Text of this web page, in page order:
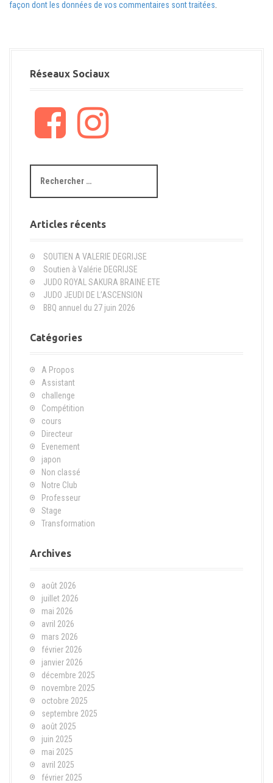
façon dont les données de vos commentaires sont traitées
Réseaux Sociaux
F
c
o
k
a
c
e
h
e
p
o
u
Articles récents
SOUTIEN A VALERIE DEGRIJSE
Soutien à Valérie DEGRIJSE
JUDO ROYAL SAKURA BRAINE ETE
JUDO JEUDI DE L’ASCENSION
BBQ annuel du 27 juin 2026
Catégories
A Propos
Assistant
challenge
Compétition
cours
Directeur
Evenement
japon
Non classé
Notre Club
Professeur
Stage
Transformation
Archives
août 2026
juillet 2026
mai 2026
avril 2026
mars 2026
février 2026
janvier 2026
décembre 2025
novembre 2025
octobre 2025
septembre 2025
août 2025
juin 2025
mai 2025
avril 2025
février 2025